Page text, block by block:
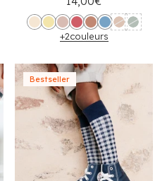
+2couleurs
Bestseller